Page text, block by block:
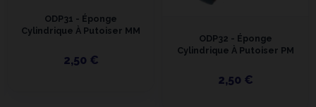
ODP31 - Éponge
Cylindrique À Putoiser MM
2,50 €
ODP32 - Éponge
Cylindrique À Putoiser PM
2,50 €